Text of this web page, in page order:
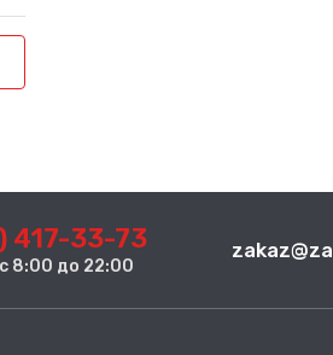
417-33-73
8:00 до 22:00